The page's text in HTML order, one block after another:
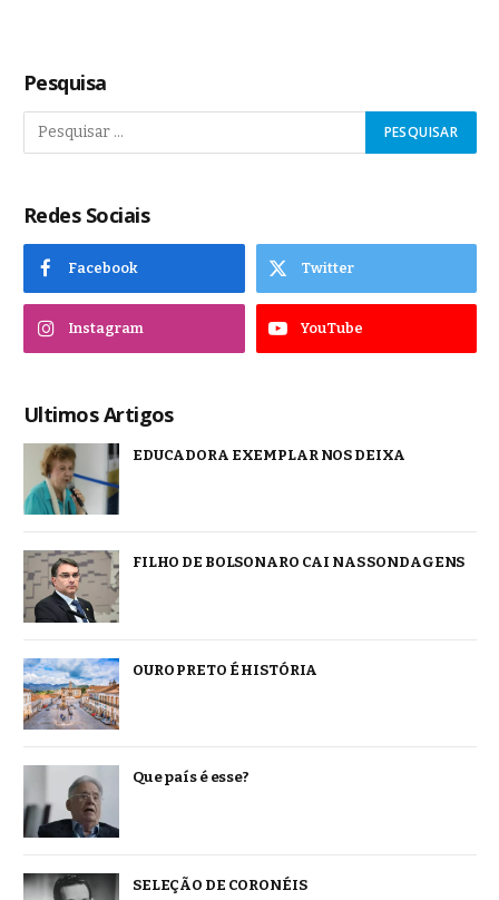
Pesquisa
Redes Sociais
Facebook Twitter
Instagram YouTube
Ultimos Artigos
EDUCADORA EXEMPLAR NOS DEIXA
FILHO DE BOLSONARO CAI NAS SONDAGENS
OURO PRETO É HISTÓRIA
Que país é esse?
SELEÇÃO DE CORONÉIS